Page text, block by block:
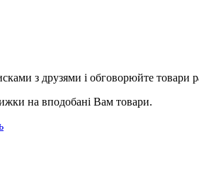
з друзями і обговорюйте товари
на вподобані Вам товари.